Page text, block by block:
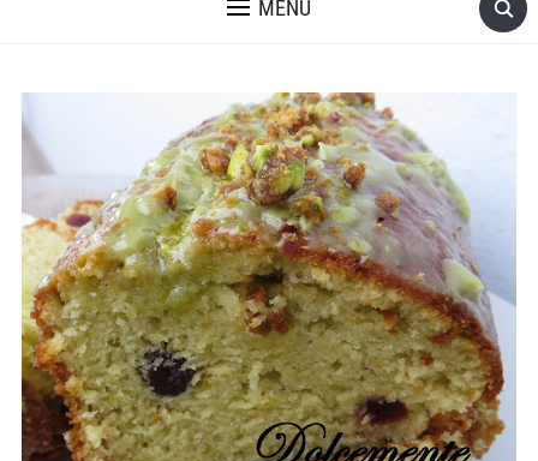
MENU